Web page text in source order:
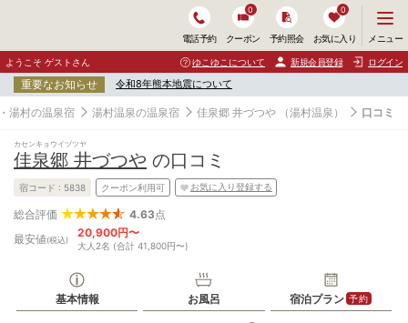
電話予約 クーポン
0
予約照会 お気に入り
0
ニ
ュ
ー
開
く
メニュー
ようこそ ゲストさん ゆこゆこについて 新規会員登録 ログイン
重要なお知らせ 令和8年熊本地震について
湯村の温泉宿 湯村温泉の温泉宿 佳泉郷 井づつや （湯村温泉） 口コミ
カセンキョウイヅツヤ
佳泉郷 井づつや の口コミ
宿コード : 5838 クーポン利用可 お気に入り登録する
総合評価 4.63点
最安値(税込)
20,900円〜
大人2名 (合計 41,800円〜)
基本情報 お風呂 宿泊プラン 予約